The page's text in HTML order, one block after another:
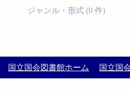
ジャンル・形式 (0 件)
国立国会図書館ホーム 国立国